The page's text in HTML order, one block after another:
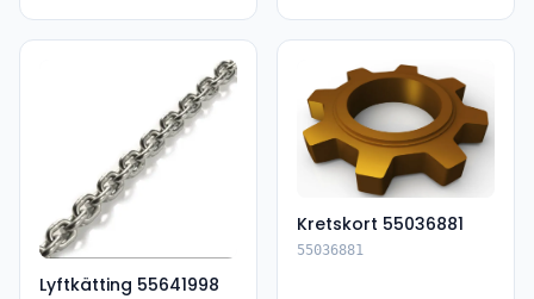
Lyftkätting 55641998
Kretskort 55036881
55036881